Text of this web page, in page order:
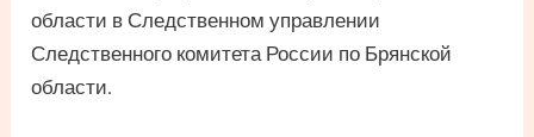
области в Следственном управлении
Следственного комитета России по Брянской
области.